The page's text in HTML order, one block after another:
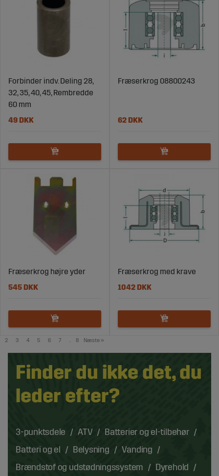
Forbinder indv. Deling 28,
32, 35, 40, 45, Rembredde
60 mm
49 DKK
Fræserkrog 08800243
62 DKK
Fræserkrog højre yder
545 DKK
Fræserkrog med krave
1042 DKK
2 3 4 5 6 7 .. 8 Næste »
Finder du ikke det, du
leder efter?
3-punktsdele ATV
Batterier og el-tilbehør
Batteri og el
Belysning
Vanding
Brændstof og udstødningssystem
Dyrehold